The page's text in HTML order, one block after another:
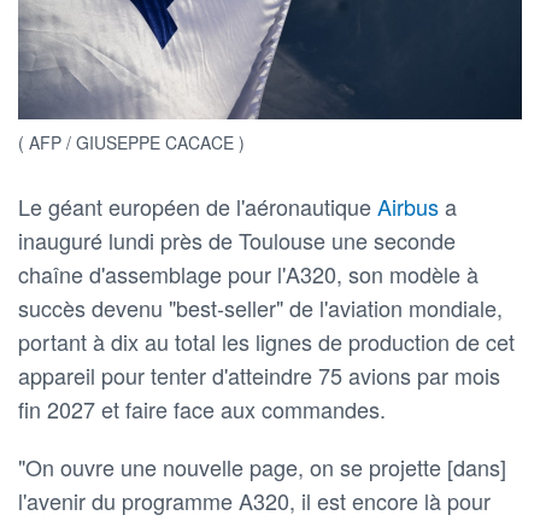
( AFP / GIUSEPPE CACACE )
Le géant européen de l'aéronautiqueAirbusa
inauguré lundi près de Toulouse une seconde
chaîne d'assemblage pour l'A320, son modèle à
succès devenu "best-seller" de l'aviation mondiale,
portant à dix au total les lignes de production de cet
appareil pour tenter d'atteindre 75 avions par mois
fin 2027 et faire face aux commandes.
"On ouvre une nouvelle page, on se projette [dans]
l'avenir du programme A320, il est encore là pour